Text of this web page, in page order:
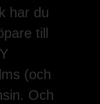
har du
till
(och
Och